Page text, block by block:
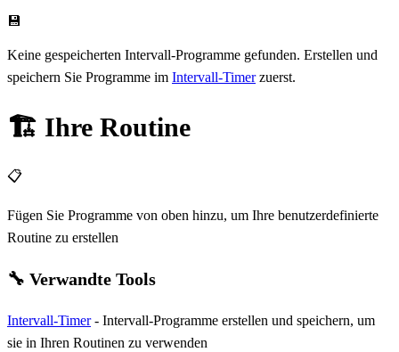
💾
Keine gespeicherten Intervall-Programme gefunden. Erstellen und
speichern Sie Programme im Intervall-Timerzuerst.
🏗️ Ihre Routine
📋
Fügen Sie Programme von oben hinzu, um Ihre benutzerdefinierte
Routine zu erstellen
🔧 Verwandte Tools
Intervall-Timer- Intervall-Programme erstellen und speichern, um
sie in Ihren Routinen zu verwenden